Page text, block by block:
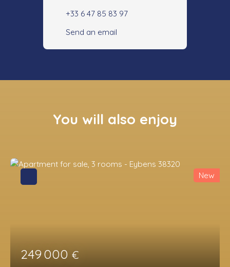
+33 6 47 85 83 97
Send an email
You will also enjoy
249 000 €
New